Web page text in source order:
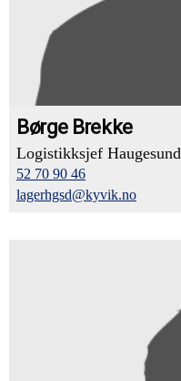
Børge Brekke
Logistikksjef Haugesund
52 70 90 46
lagerhgsd@kyvik.no